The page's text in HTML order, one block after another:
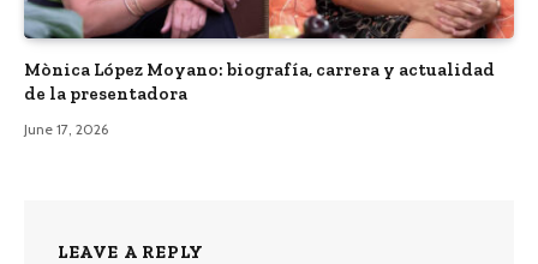
Mònica López Moyano: biografía, carrera y actualidad
de la presentadora
June 17, 2026
LEAVE A REPLY